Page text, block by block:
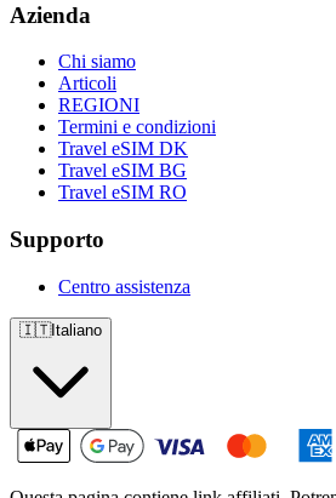
Azienda
Chi siamo
Articoli
REGIONI
Termini e condizioni
Travel eSIM DK
Travel eSIM BG
Travel eSIM RO
Supporto
Centro assistenza
🇮🇹Italiano